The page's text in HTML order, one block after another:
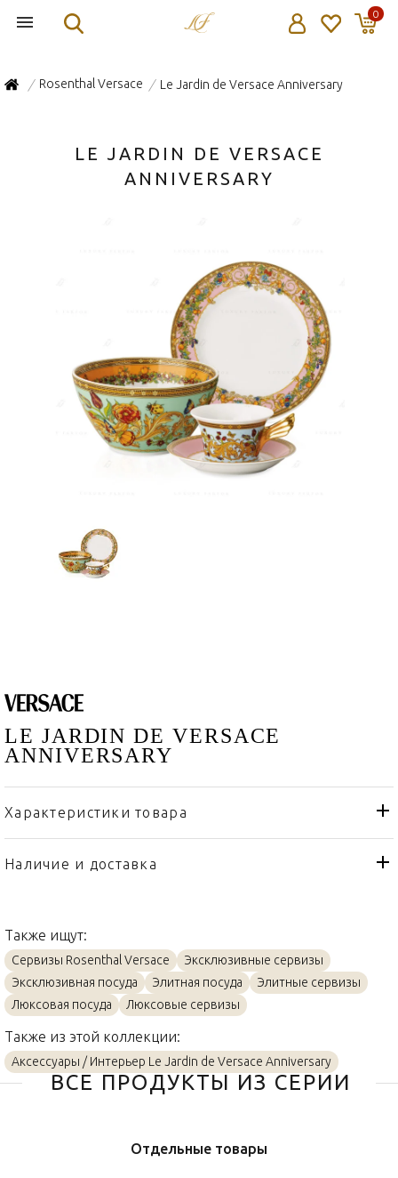
0
/ Rosenthal Versace / Le Jardin de Versace Anniversary
LE JARDIN DE VERSACE
ANNIVERSARY
LE JARDIN DE VERSACE
ANNIVERSARY
Характеристики товара
Бренд
Rosenthal Versace
Страна производителя
Наличие и доставка
Также ищут:
Сервизы Rosenthal Versace
Эксклюзивные сервизы
Эксклюзивная посуда
Элитная посуда
Элитные сервизы
Люксовая посуда
Люксовые сервизы
Также из этой коллекции:
Аксессуары / Интерьер Le Jardin de Versace Anniversary
ВСЕ ПРОДУКТЫ ИЗ СЕРИИ
Отдельные товары